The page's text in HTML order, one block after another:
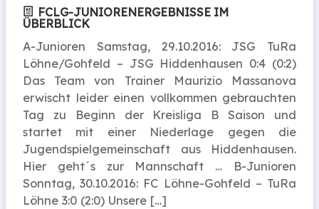
FCLG-JUNIORENERGEBNISSE IM
ÜBERBLICK
A-Junioren Samstag, 29.10.2016: JSG TuRa
Löhne/Gohfeld – JSG Hiddenhausen 0:4 (0:2)
Das Team von Trainer Maurizio Massanova
erwischt leider einen vollkommen gebrauchten
Tag zu Beginn der Kreisliga B Saison und
startet mit einer Niederlage gegen die
Jugendspielgemeinschaft aus Hiddenhausen.
Hier geht´s zur Mannschaft … B-Junioren
Sonntag, 30.10.2016: FC Löhne-Gohfeld – TuRa
Löhne 3:0 (2:0) Unsere […]